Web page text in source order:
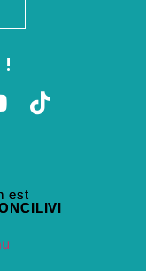
est